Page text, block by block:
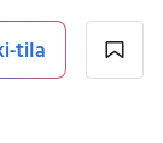
tila